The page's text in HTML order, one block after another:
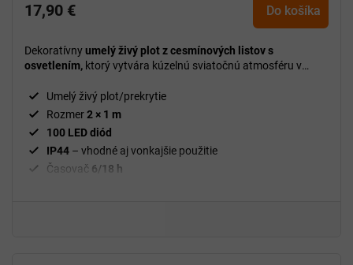
17,90 € Do košíka
Dekoratívnyumelý živý plot z cesmínových listov s
osvetlením, ktorý vytvára kúzelnú sviatočnú atmosféru v
Umelý živý plot/prekrytie
Rozmer2 × 1 m
100 LED diód
IP44 – vhodné aj vonkajšie použitie
Časovač 6/18 h